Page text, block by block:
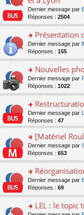
c
e
nt
pl
u
c
e
nt
g
e
n
lu
le
pl
u
s
ré
nt
m
e
s
s
a
g
e
n
lu
le
pl
u
s
ré
c
nt
ult
er
le
m
e
s
s
a
g
e
n
o
n
lu
le
pl
u
s
ré
nt
Dernier message par
Réponses : 2504
o
n
s
ult
er
le
m
e
s
s
a
g
e
n
o
le
pl
u
s
ré
c
Présentation
Dernier message par
Réponses : 155
o
n
s
ult
er
le
m
s
s
a
g
e
n
o
le
Nouvelles
Dernier message par
Réponses : 1022
o
n
s
ult
er
le
s
s
a
g
e
n
Dernier message par
Réponses : 47
o
n
s
ult
er
le
m
e
s
[Matériel
Dernier message par
Réponses : 653
o
n
s
ult
er
Dernier message par
Réponses : 69
LEL : le topic